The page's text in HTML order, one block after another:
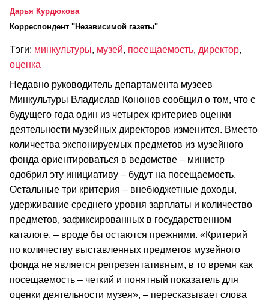
Дарья Курдюкова
Корреспондент "Независимой газеты"
Тэги: минкультуры, музей, посещаемость, директор,
оценка
Недавно руководитель департамента музеев
Минкультуры Владислав Кононов сообщил о том, что с
будущего года один из четырех критериев оценки
деятельности музейных директоров изменится. Вместо
количества экспонируемых предметов из музейного
фонда ориентироваться в ведомстве – министр
одобрил эту инициативу – будут на посещаемость.
Остальные три критерия – внебюджетные доходы,
удерживание среднего уровня зарплаты и количество
предметов, зафиксированных в государственном
каталоге, – вроде бы остаются прежними. «Критерий
по количеству выставленных предметов музейного
фонда не является репрезентативным, в то время как
посещаемость – четкий и понятный показатель для
оценки деятельности музея», – пересказывает слова